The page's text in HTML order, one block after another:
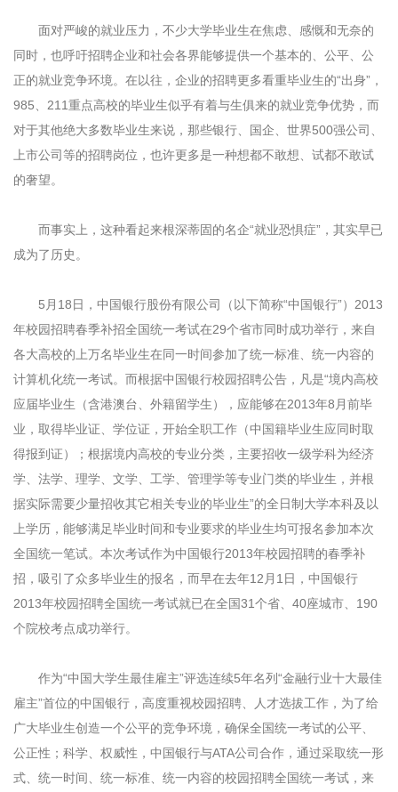
面对严峻的就业压力，不少大学毕业生在焦虑、感慨和无奈的
同时，也呼吁招聘企业和社会各界能够提供一个基本的、公平、公
正的就业竞争环境。在以往，企业的招聘更多看重毕业生的“出身”，
985、211重点高校的毕业生似乎有着与生俱来的就业竞争优势，而
对于其他绝大多数毕业生来说，那些银行、国企、世界500强公司、
上市公司等的招聘岗位，也许更多是一种想都不敢想、试都不敢试
的奢望。
而事实上，这种看起来根深蒂固的名企“就业恐惧症”，其实早已
成为了历史。
5月18日，中国银行股份有限公司（以下简称“中国银行”）2013
年校园招聘春季补招全国统一考试在29个省市同时成功举行，来自
各大高校的上万名毕业生在同一时间参加了统一标准、统一内容的
计算机化统一考试。而根据中国银行校园招聘公告，凡是“境内高校
应届毕业生（含港澳台、外籍留学生），应能够在2013年8月前毕
业，取得毕业证、学位证，开始全职工作（中国籍毕业生应同时取
得报到证）；根据境内高校的专业分类，主要招收一级学科为经济
学、法学、理学、文学、工学、管理学等专业门类的毕业生，并根
据实际需要少量招收其它相关专业的毕业生”的全日制大学本科及以
上学历，能够满足毕业时间和专业要求的毕业生均可报名参加本次
全国统一笔试。本次考试作为中国银行2013年校园招聘的春季补
招，吸引了众多毕业生的报名，而早在去年12月1日，中国银行
2013年校园招聘全国统一考试就已在全国31个省、40座城市、190
个院校考点成功举行。
作为“中国大学生最佳雇主”评选连续5年名列“金融行业十大最佳
雇主”首位的中国银行，高度重视校园招聘、人才选拔工作，为了给
广大毕业生创造一个公平的竞争环境，确保全国统一考试的公平、
公正性；科学、权威性，中国银行与ATA公司合作，通过采取统一形
式、统一时间、统一标准、统一内容的校园招聘全国统一考试，来